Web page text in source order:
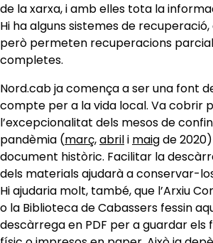
de la xarxa, i amb elles tota la
Hi ha alguns sistemes de
però permeten recuperacions
completes.
Nord.cab ja comença a ser una font
compte per a la vida local. Va cobrir
l’excepcionalitat dels mesos de
pandèmia (març,abrili maigde
document històric. Facilitar la
dels materials ajudarà a conservar-
Hi ajudaria molt, també, que l’Arxiu
o la Biblioteca de Cabassers fessin
descàrrega en PDF per a guardar els